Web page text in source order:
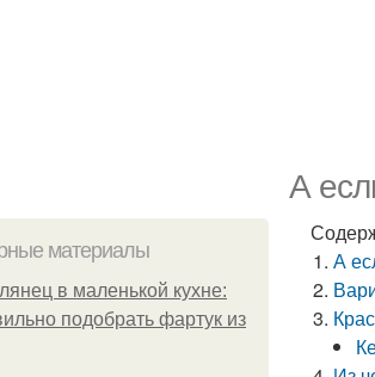
А
материалы
в маленькой кухне:
подобрать фартук из
А